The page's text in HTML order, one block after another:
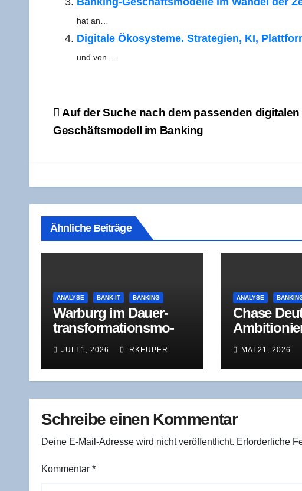
hat an…
Digi­ta­le Öko­sys­te­me. Stra­te­gien, KI,
und von…
Beitragsnavigation
Auf der Suche nach dem pas­sen­den digi­ta­len
Geschäfts­mo­dell im Banking
Ähnliche Beiträge
ANALYSE BANK-IT BANKING
War­burg im Dau­er­
trans­for­ma­ti­ons­mo­
ver­lust 2025 wirk­
lich zeigt
JULI 1, 2026 RKEUPER
ANALYSE
Cha­se
MAI 21, 2026
Schreibe einen Kommentar
Deine E-Mail-Adresse wird nicht veröffentlicht. Erforderliche
Kommentar *